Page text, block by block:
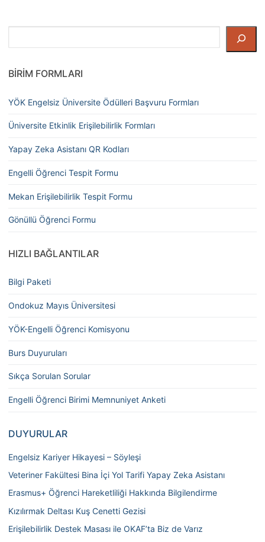
BIRIM FORMLARI
YÖK Engelsiz Üniversite Ödülleri Başvuru Formları
Üniversite Etkinlik Erişilebilirlik Formları
Yapay Zeka Asistanı QR Kodları
Engelli Öğrenci Tespit Formu
Mekan Erişilebilirlik Tespit Formu
Gönüllü Öğrenci Formu
HIZLI BAĞLANTILAR
Bilgi Paketi
Ondokuz Mayıs Üniversitesi
YÖK-Engelli Öğrenci Komisyonu
Burs Duyuruları
Sıkça Sorulan Sorular
Engelli Öğrenci Birimi Memnuniyet Anketi
DUYURULAR
Engelsiz Kariyer Hikayesi – Söyleşi
Veteriner Fakültesi Bina İçi Yol Tarifi Yapay Zeka Asistanı
Erasmus+ Öğrenci Hareketliliği Hakkında Bilgilendirme
Kızılırmak Deltası Kuş Cenetti Gezisi
Erişilebilirlik Destek Masası ile OKAF’ta Biz de Varız